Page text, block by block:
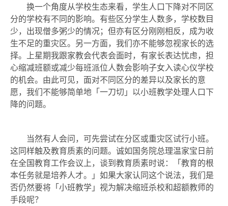
换一个角度从学校生态来看，学生人口下降对不同区
分的学校有不同的影响。有些区分学生人数多，学校数目
少，出现僧多粥少的情况；但亦有区分刚刚相反，成为收
生不足的重灾区。另一方面，我们亦不能够忽视家长的选
择。上星期我跟家教会代表会面时，有家长表达忧虑，担
心缩减班额或减少每班派位人数会影响子女入读心仪学校
的机会。由此可见，面对不同区分的差异以及家长的意
愿，我们不能够简单地「一刀切」以小班教学处理人口下
降的问题。
当然有人会问，可先尝试在分区或重灾区试行小班。
这同样触及教育质素的问题。诚如国务院总理温家宝日前
在全国教育工作会议上，谈到教育质素时说：「教育的根
本任务就是培养人才。」如果大家认同这个说法，我们是
否仍然要将「小班教学」视为解决缩班杀校和超额教师的
手段呢？